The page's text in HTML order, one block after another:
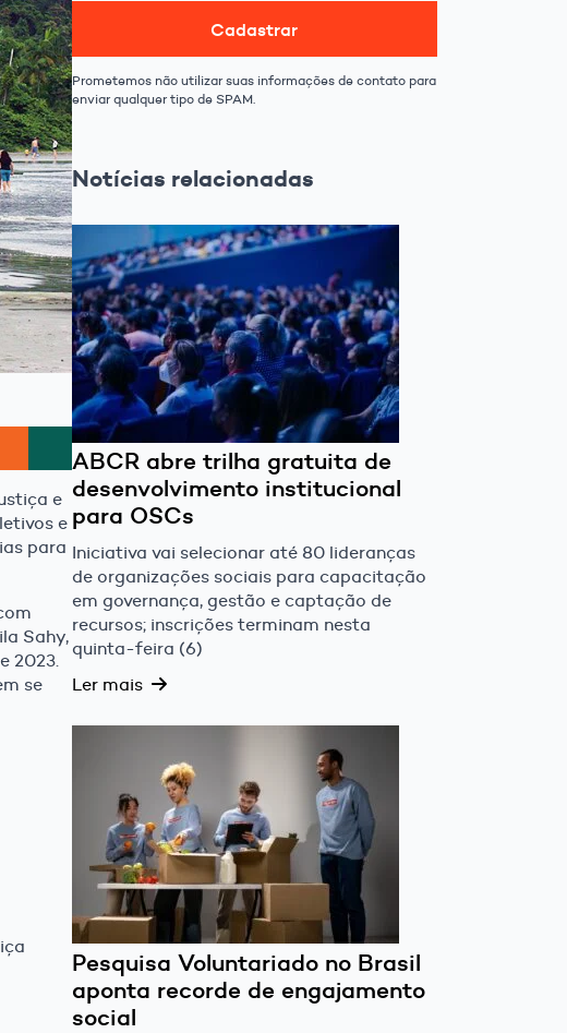
e
e
para
Sahy,
2023.
se
Cadastrar
Prometemos não utilizar suas informações de contato para
enviar qualquer tipo de SPAM.
Notícias relacionadas
ABCR abre trilha gratuita de
desenvolvimento institucional
para OSCs
Iniciativa vai selecionar até 80 lideranças
de organizações sociais para capacitação
em governança, gestão e captação de
recursos; inscrições terminam nesta
quinta-feira (6)
Ler mais
Pesquisa Voluntariado no Brasil
aponta recorde de engajamento
social